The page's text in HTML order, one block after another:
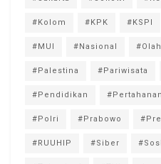
#Kolom #KPK #KSPI
#MUI #Nasional
#Palestina #Pariwisata
#Pendidikan #Pertahanan
#Polri #Prabowo
#RUUHIP #Siber